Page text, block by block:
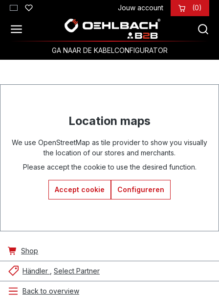
Ga naar de hoofdinhoud Jouw account (0)
GA NAAR DE KABELCONFIGURATOR
Location maps
We use OpenStreetMap as tile provider to show you visually
the location of our stores and merchants.
Please accept the cookie to use the desired function.
Accept cookie Configureren
Shop
Händler Select Partner
Back to overview